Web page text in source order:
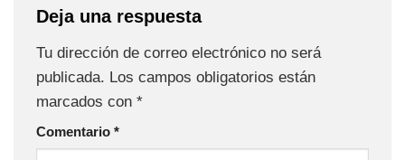
Deja una respuesta
Tu dirección de correo electrónico no será
publicada. Los campos obligatorios están
marcados con *
Comentario *